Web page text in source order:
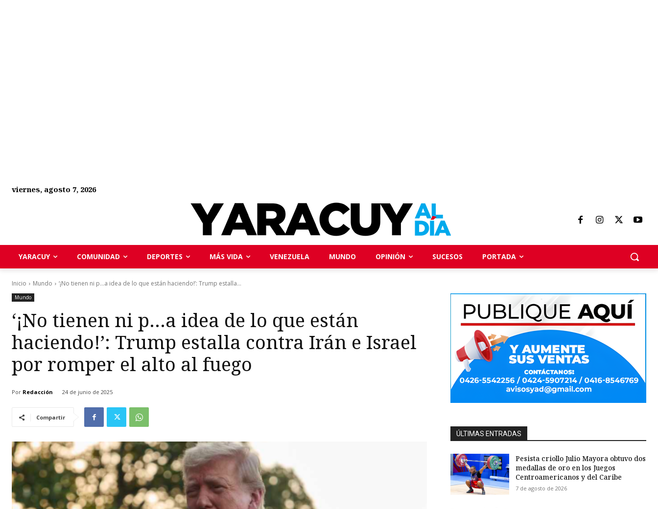
viernes, agosto 7, 2026
YARACUY COMUNIDAD DEPORTES MÁS VIDA VENEZUELA MUNDO OPINIÓN SUCESOS PORTADA
Inicio Mundo ‘¡No tienen ni p...a idea de lo que están haciendo!’: Trump estalla...
Mundo
‘¡No tienen ni p…a idea de lo que están
haciendo!’: Trump estalla contra Irán e Israel
por romper el alto al fuego
Por Redacción 24 de junio de 2025
Compartir
ÚLTIMAS ENTRADAS
Pesista criollo Julio Mayora obtuvo dos
medallas de oro en los Juegos
Centroamericanos y del Caribe
7 de agosto de 2026